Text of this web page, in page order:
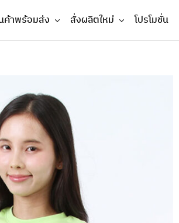
ค้าพร้อมส่ง สั่งผลิตใหม่ โปรโมชั่น